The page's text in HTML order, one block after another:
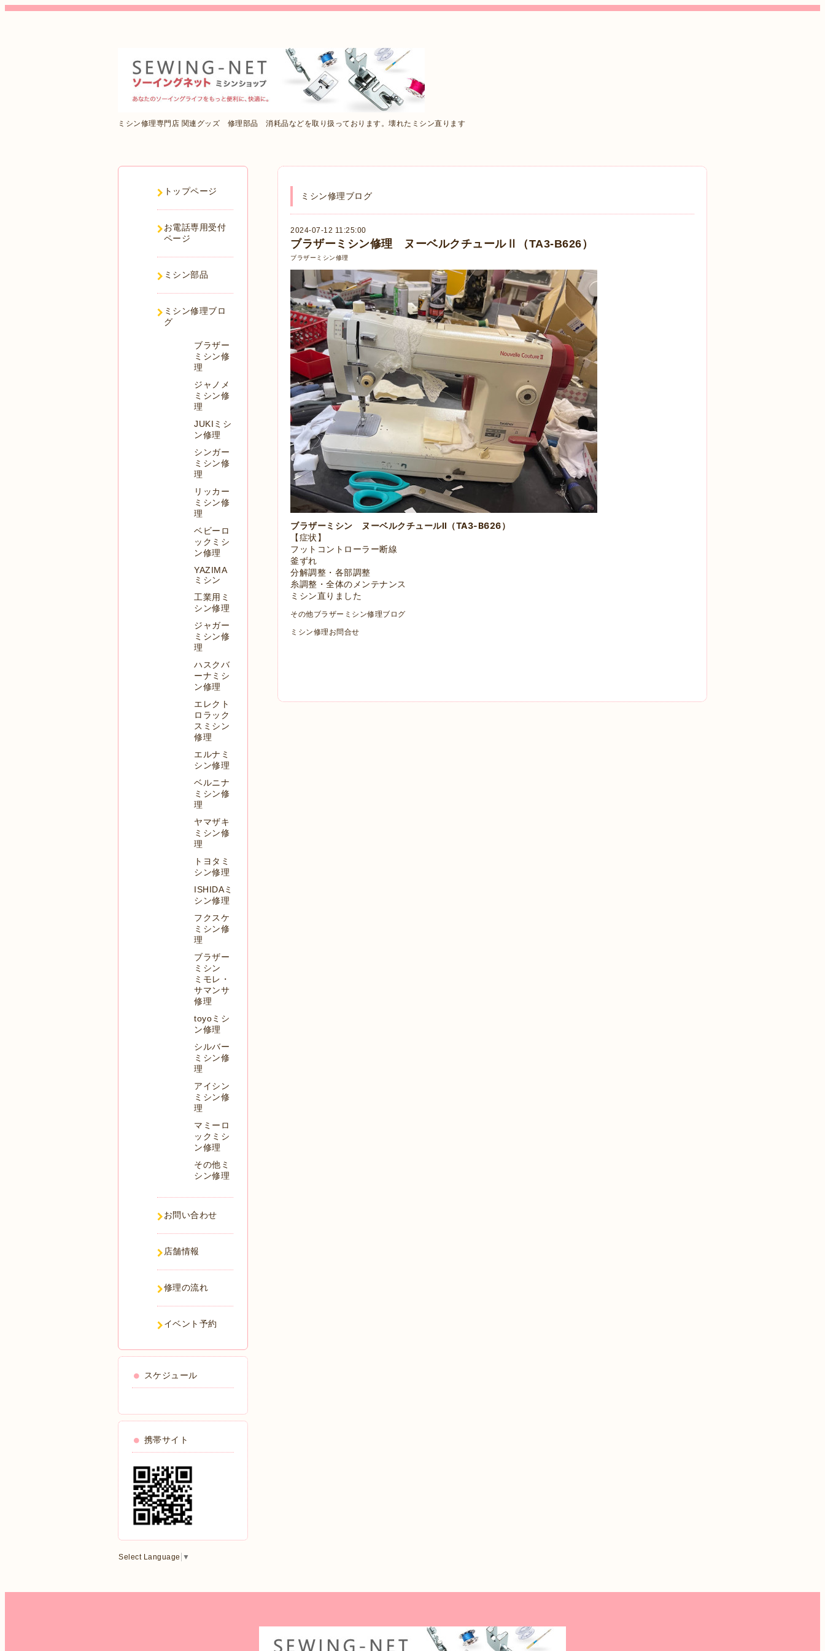
ミシン修理専門店 関連グッズ 修理部品 消耗品などを取り扱っております。壊れたミシン直ります
ミシン修理ブログ
2024-07-12 11:25:00
ブラザーミシン修理 ヌーベルクチュールⅡ（TA3-B626）
ブラザーミシン修理
ブラザーミシン
ヌーベルクチュールⅡ（TA3-B626）
【症状】
フットコントローラー断線
釜ずれ
分解調整・各部調整
糸調整・全体のメンテナンス
ミシン直りました
その他ブラザーミシン修理ブログ
ミシン修理お問合せ
トップページ
お電話専用受付
ページ
ミシン部品
ミシン修理ブロ
グ
ブラザー
ミシン修
理
ジャノメ
ミシン修
理
JUKIミシ
ン修理
シンガー
ミシン修
理
リッカー
ミシン修
理
ベビーロ
ックミシ
ン修理
YAZIMA
ミシン
工業用ミ
シン修理
ジャガー
ミシン修
理
ハスクバ
ーナミシ
ン修理
エレクト
ロラック
スミシン
修理
エルナミ
シン修理
ベルニナ
ミシン修
理
ヤマザキ
ミシン修
理
トヨタミ
シン修理
ISHIDAミ
シン修理
フクスケ
ミシン修
理
ブラザー
ミシン
ミモレ・
サマンサ
修理
toyoミシ
ン修理
シルバー
ミシン修
理
アイシン
ミシン修
理
マミーロ
ックミシ
ン修理
その他ミ
シン修理
お問い合わせ
店舗情報
修理の流れ
イベント予約
スケジュール
携帯サイト
Select Language ▼